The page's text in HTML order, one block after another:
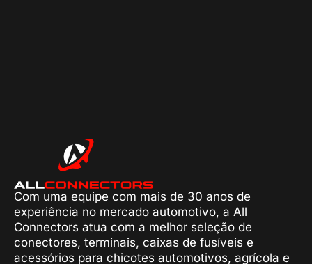
Com uma equipe com mais de 30 anos de
experiência no mercado automotivo, a All
Connectors atua com a melhor seleção de
conectores, terminais, caixas de fusíveis e
acessórios para chicotes automotivos, agrícola e